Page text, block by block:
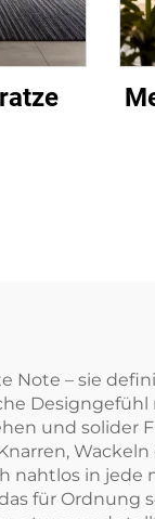
Note – sie
und
Wackeln
nahtlos in
für Ordnung